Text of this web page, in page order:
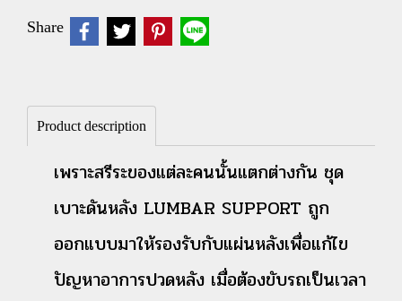
Share
Product description
เพราะสรีระของแต่ละคนนั้นแตกต่างกัน ชุด
เบาะดันหลัง LUMBAR SUPPORT ถูก
ออกแบบมาให้รองรับกับแผ่นหลังเพื่อแก้ไข
ปัญหาอาการปวดหลัง เมื่อต้องขับรถเป็นเวลา